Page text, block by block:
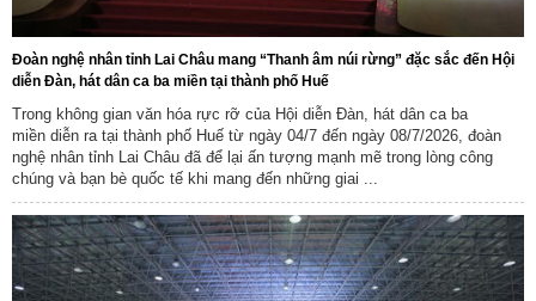
Đoàn nghệ nhân tỉnh Lai Châu mang “Thanh âm núi rừng” đặc sắc đến Hội
diễn Đàn, hát dân ca ba miền tại thành phố Huế
Trong không gian văn hóa rực rỡ của Hội diễn Đàn, hát dân ca ba
miền diễn ra tại thành phố Huế từ ngày 04/7 đến ngày 08/7/2026, đoàn
nghệ nhân tỉnh Lai Châu đã để lại ấn tượng mạnh mẽ trong lòng công
chúng và bạn bè quốc tế khi mang đến những giai ...